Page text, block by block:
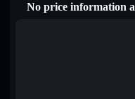
No price information